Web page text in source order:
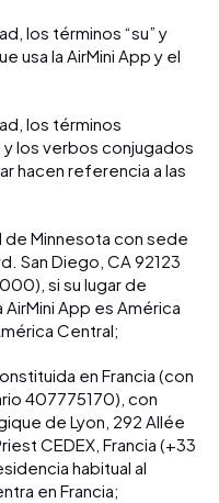
los términos “su” y
usa la AirMini App y el
los términos
y los verbos conjugados
hacen referencia a las
de Minnesota con sede
San Diego, CA 92123
si su lugar de
AirMini App es América
Central;
en Francia (con
407775170), con
de Lyon, 292 Allée
CEDEX, Francia (+33
habitual al
en Francia;